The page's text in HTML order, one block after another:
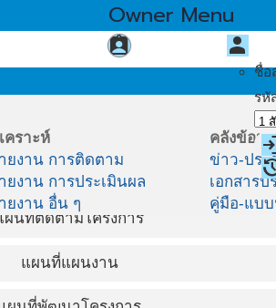
Owner Menu
assignment_ind person
ชื่อ
รหั
คราะห์
ยงาน การติดตาม
ยงาน การประเมินผล
ยงาน อื่น ๆ
คลังข้อมูล
ข่าว-ปร
เอกสาร
คู่มือ-แบ
ผนที่ติดตามโครงการ
แผนที่แผนงาน